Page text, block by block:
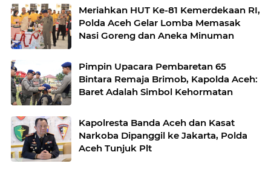
Meriahkan HUT Ke-81 Kemerdekaan RI,
Polda Aceh Gelar Lomba Memasak
Nasi Goreng dan Aneka Minuman
Pimpin Upacara Pembaretan 65
Bintara Remaja Brimob, Kapolda Aceh:
Baret Adalah Simbol Kehormatan
Kapolresta Banda Aceh dan Kasat
Narkoba Dipanggil ke Jakarta, Polda
Aceh Tunjuk Plt